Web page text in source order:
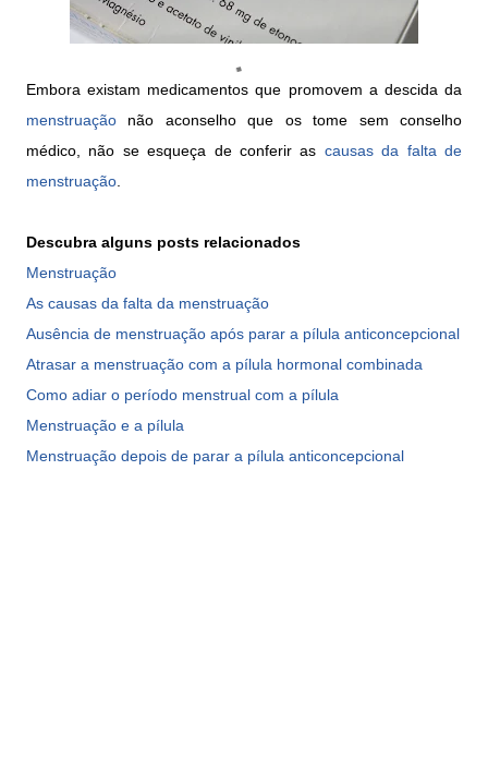
Embora existam medicamentos que promovem a descida da
menstruação não aconselho que os tome sem conselho
médico, não se esqueça de conferir as causas da falta de
menstruação
Descubra alguns posts relacionados
Menstruação
As causas da falta da menstruação
Ausência de menstruação após parar a pílula anticoncepcional
Atrasar a menstruação com a pílula hormonal combinada
Como adiar o período menstrual com a pílula
Menstruação e a pílula
Menstruação depois de parar a pílula anticoncepcional